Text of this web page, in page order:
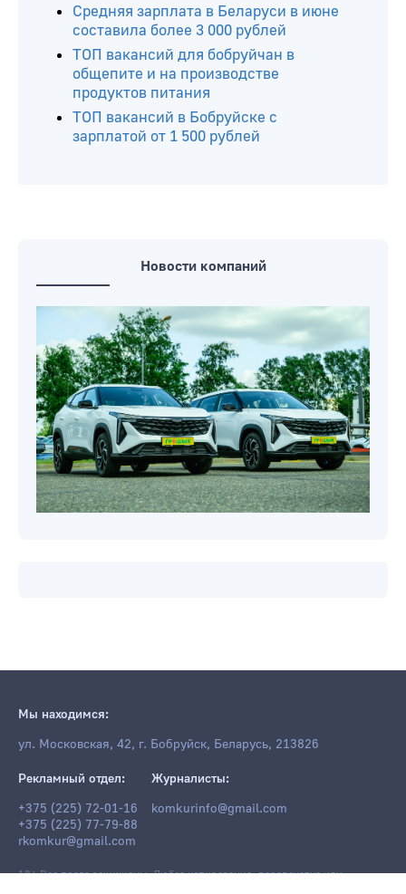
Средняя зарплата в Беларуси в июне
составила более 3 000 рублей
ТОП вакансий для бобруйчан в
общепите и на производстве
продуктов питания
ТОП вакансий в Бобруйске с
зарплатой от 1 500 рублей
Новости компаний
Мы находимся:
ул. Московская, 42, г. Бобруйск, Беларусь, 213826
Рекламный отдел:
+375 (225) 72-01-16
+375 (225) 77-79-88
rkomkur@gmail.com
Журналисты:
komkurinfo@gmail.com
18+ Все права защищены. Любое копирование, перепечатка или